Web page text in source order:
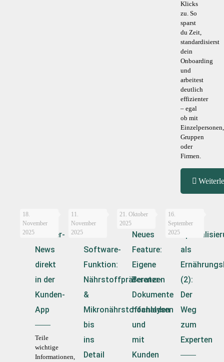
Klicks
zu. So
sparst
du Zeit,
standardisierst
dein
Onboarding
und
arbeitest
deutlich
effizienter
– egal
ob mit
Einzelpersonen,
Gruppen
oder
Firmen.
18.
November
2025
Berater-
News
direkt
in der
Kunden-
App
Teile
wichtige
Informationen,
11.
November
2025
Software-
Funktion:
Nährstoffpräferenzen
&
Mikronährstoffanalysen
bis
ins
Detail
21. Oktober
2025
Neues
Feature:
Eigene
Berater-
Dokumente
hochladen
und
mit
Kunden
16.
September
2025
als
(2):
Der
Weg
zum
Experten